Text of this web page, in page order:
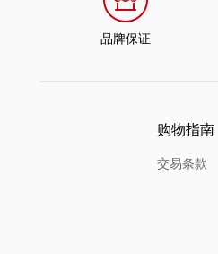
品牌保证
购物指南
交易条款